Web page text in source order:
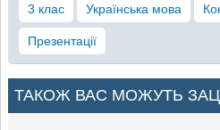
3 клас Українська мова
Презентації
ТАКОЖ ВАС МОЖУТЬ